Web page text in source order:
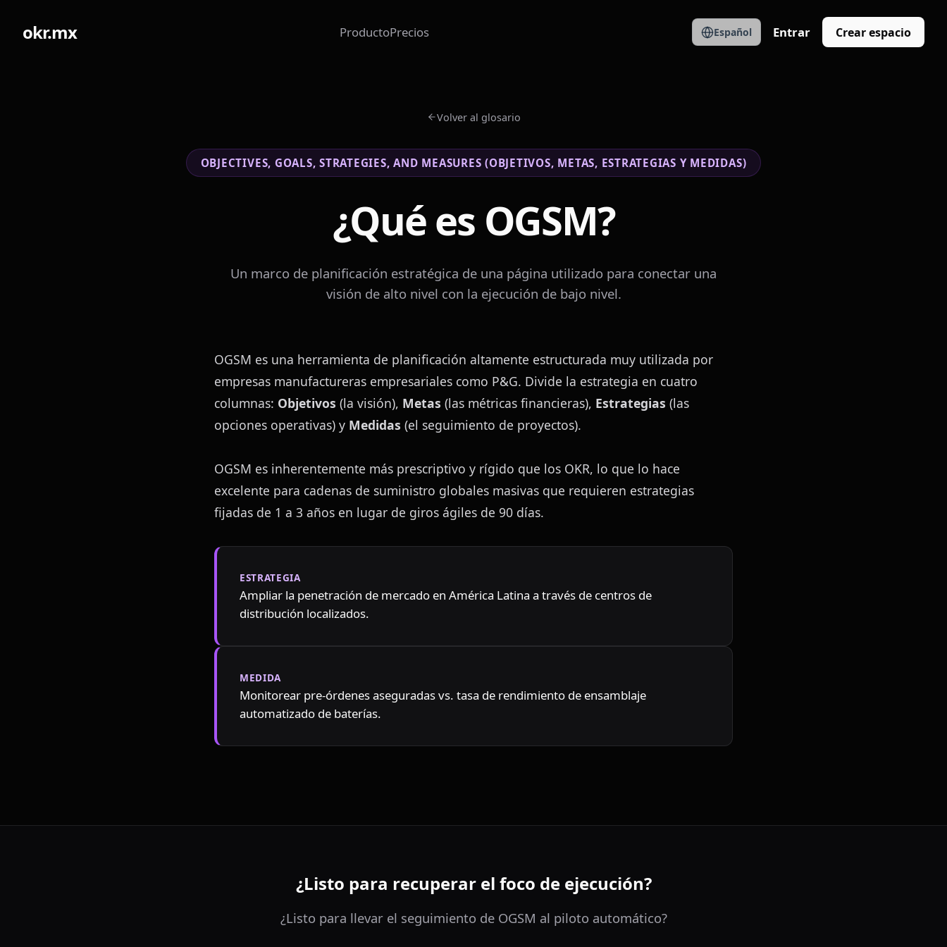
okr.mx ProductoPrecios Español Entrar Crear espacio
Volver al glosario
OBJECTIVES, GOALS, STRATEGIES, AND MEASURES (OBJETIVOS, METAS, ESTRATEGIAS Y MEDIDAS)
¿Qué es OGSM?
Un marco de planificación estratégica de una página utilizado para conectar una
visión de alto nivel con la ejecución de bajo nivel.
OGSM es una herramienta de planificación altamente estructurada muy utilizada por
empresas manufactureras empresariales como P&G. Divide la estrategia en cuatro
columnas: Objetivos (la visión), Metas (las métricas financieras), Estrategias (las
opciones operativas) y Medidas (el seguimiento de proyectos).
OGSM es inherentemente más prescriptivo y rígido que los OKR, lo que lo hace
excelente para cadenas de suministro globales masivas que requieren estrategias
fijadas de 1 a 3 años en lugar de giros ágiles de 90 días.
ESTRATEGIA
Ampliar la penetración de mercado en América Latina a través de centros de
distribución localizados.
MEDIDA
Monitorear pre-órdenes aseguradas vs. tasa de rendimiento de ensamblaje
automatizado de baterías.
¿Listo para recuperar el foco de ejecución?
¿Listo para llevar el seguimiento de OGSM al piloto automático?